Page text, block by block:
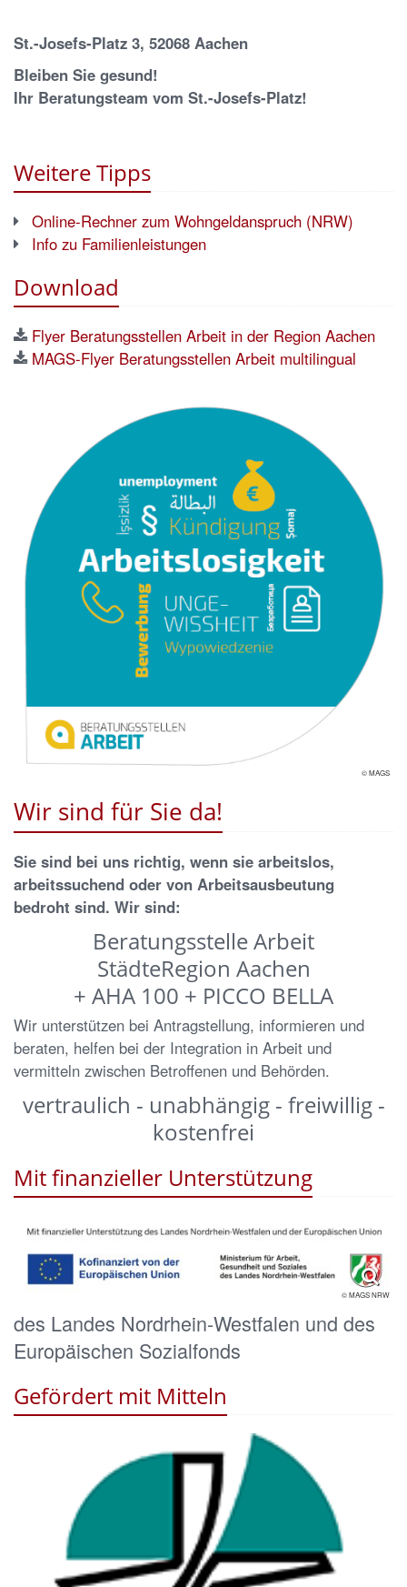
St.-Josefs-Platz 3, 52068 Aachen
Bleiben Sie gesund!
Ihr Beratungsteam vom St.-Josefs-Platz!
Weitere Tipps
Online-Rechner zum Wohngeldanspruch (NRW)
Info zu Familienleistungen
Download
Flyer Beratungsstellen Arbeit in der Region Aachen
MAGS-Flyer Beratungsstellen Arbeit multilingual
© MAGS
Wir sind für Sie da!
Sie sind bei uns richtig, wenn sie arbeitslos,
arbeitssuchend oder von Arbeitsausbeutung
bedroht sind. Wir sind:
Beratungsstelle Arbeit
StädteRegion Aachen
+ AHA 100 + PICCO BELLA
Wir unterstützen bei Antragstellung, informieren und
beraten, helfen bei der Integration in Arbeit und
vermitteln zwischen Betroffenen und Behörden.
vertraulich - unabhängig - freiwillig -
kostenfrei
Mit finanzieller Unterstützung
© MAGS NRW
des Landes Nordrhein-Westfalen und des
Europäischen Sozialfonds
Gefördert mit Mitteln